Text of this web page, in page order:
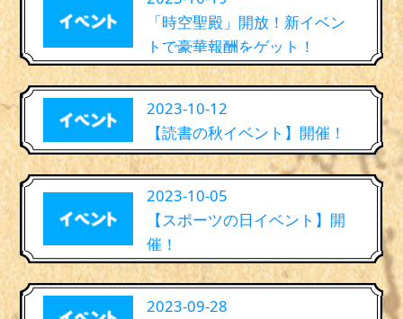
「時空聖殿」開放！新イベン
トで豪華報酬をゲット！
2023-10-12
【読書の秋イベント】開催！
2023-10-05
【スポーツの日イベント】開
催！
2023-09-28